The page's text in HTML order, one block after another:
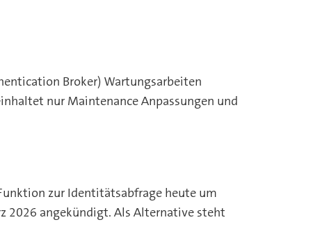
Broker) Wartungsarbeiten
nur Maintenance Anpassungen und
zur Identitätsabfrage heute um
2026 angekündigt. Als Alternative steht